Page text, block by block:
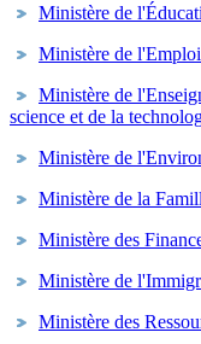
Ministère de
Ministère de
Ministère de
science et de la
Ministère de
Ministère de la
Ministère des
Ministère de
Ministère des